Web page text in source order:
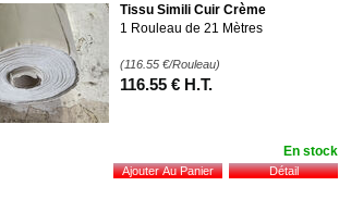
Tissu Simili Cuir Crème
1 Rouleau de 21 Mètres
(116.55 €/Rouleau)
116.55 € H.T.
En stock